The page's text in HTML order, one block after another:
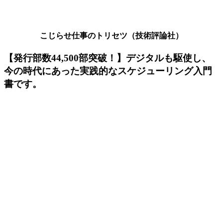
こじらせ仕事のトリセツ（技術評論社）
【発行部数44,500部突破！】デジタルも駆使し、
今の時代にあった実践的なスケジューリング入門
書です。